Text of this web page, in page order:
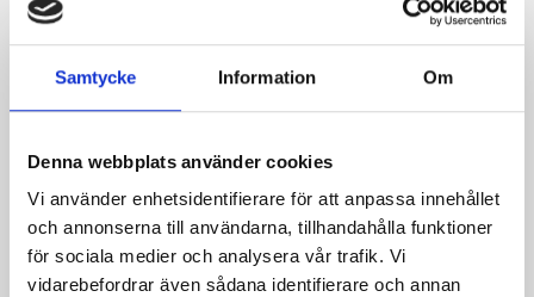
Samtycke Information Om
Denna webbplats använder cookies
Vi använder enhetsidentifierare för att anpassa innehållet
och annonserna till användarna, tillhandahålla funktioner
för sociala medier och analysera vår trafik. Vi
vidarebefordrar även sådana identifierare och annan
Chokladbollar
hasselnötter
Chokladtryffel med
Produkter i receptet: